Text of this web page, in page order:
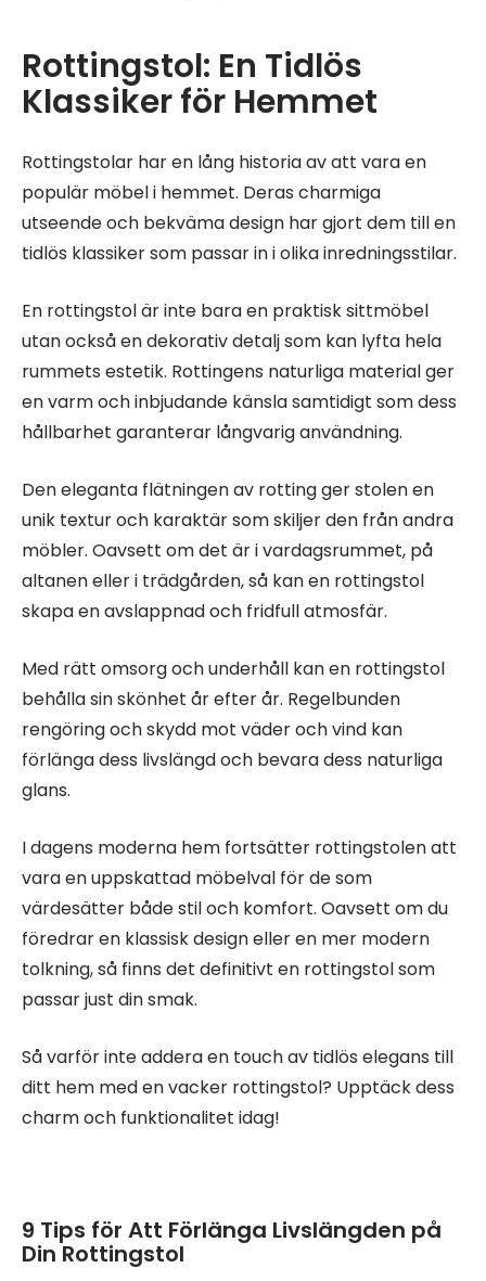
Rottingstol: En Tidlös
Klassiker för Hemmet
Rottingstolar har en lång historia av att vara en
populär möbel i hemmet. Deras charmiga
utseende och bekväma design har gjort dem till en
tidlös klassiker som passar in i olika inredningsstilar.
En rottingstol är inte bara en praktisk sittmöbel
utan också en dekorativ detalj som kan lyfta hela
rummets estetik. Rottingens naturliga material ger
en varm och inbjudande känsla samtidigt som dess
hållbarhet garanterar långvarig användning.
Den eleganta flätningen av rotting ger stolen en
unik textur och karaktär som skiljer den från andra
möbler. Oavsett om det är i vardagsrummet, på
altanen eller i trädgården, så kan en rottingstol
skapa en avslappnad och fridfull atmosfär.
Med rätt omsorg och underhåll kan en rottingstol
behålla sin skönhet år efter år. Regelbunden
rengöring och skydd mot väder och vind kan
förlänga dess livslängd och bevara dess naturliga
glans.
I dagens moderna hem fortsätter rottingstolen att
vara en uppskattad möbelval för de som
värdesätter både stil och komfort. Oavsett om du
föredrar en klassisk design eller en mer modern
tolkning, så finns det definitivt en rottingstol som
passar just din smak.
Så varför inte addera en touch av tidlös elegans till
ditt hem med en vacker rottingstol? Upptäck dess
charm och funktionalitet idag!
9 Tips för Att Förlänga Livslängden på
Din Rottingstol